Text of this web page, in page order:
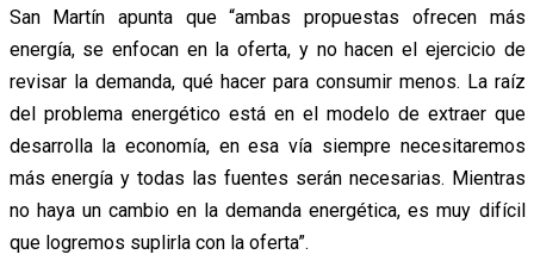
San Martín apunta que “ambas propuestas ofrecen más
energía, se enfocan en la oferta, y no hacen el ejercicio de
revisar la demanda, qué hacer para consumir menos. La raíz
del problema energético está en el modelo de extraer que
desarrolla la economía, en esa vía siempre necesitaremos
más energía y todas las fuentes serán necesarias. Mientras
no haya un cambio en la demanda energética, es muy difícil
que logremos suplirla con la oferta”.